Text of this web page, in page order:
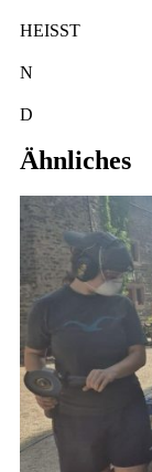
HEISST
N
D
Ähnliches